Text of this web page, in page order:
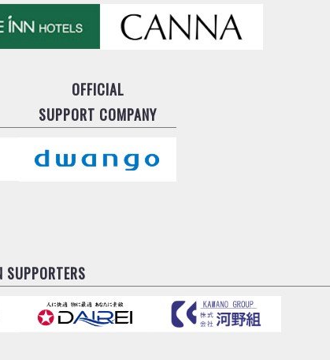
OFFICIAL
SUPPORT COMPANY
SUPPORTERS